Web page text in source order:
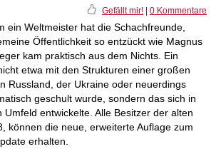
Gefällt mir! 0 Kommentare
ein Weltmeister hat die Schachfreunde,
Öffentlichkeit so entzückt wie Magnus
kam praktisch aus dem Nichts. Ein
etwa mit den Strukturen einer großen
Russland, der Ukraine oder neuerdings
geschult wurde, sondern das sich in
Umfeld entwickelte. Alle Besitzer der alten
können die neue, erweiterte Auflage zum
erhalten.